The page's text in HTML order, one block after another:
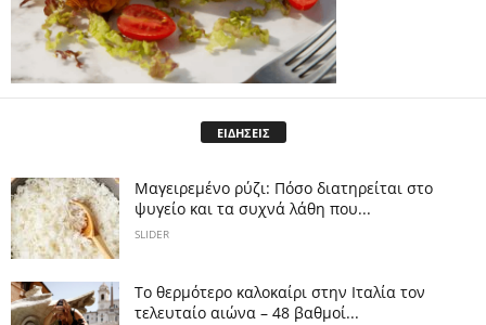
ΕΙΔΗΣΕΙΣ
Μαγειρεμένο ρύζι: Πόσο διατηρείται στο
ψυγείο και τα συχνά λάθη που...
SLIDER
Το θερμότερο καλοκαίρι στην Ιταλία τον
τελευταίο αιώνα – 48 βαθμοί...